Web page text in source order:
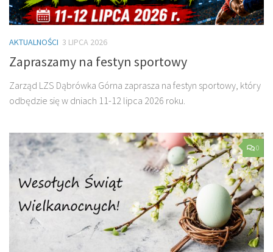
AKTUALNOŚCI 3 LIPCA 2026
Zapraszamy na festyn sportowy
Zarząd LZS Dąbrówka Górna zaprasza na festyn sportowy, który
odbędzie się w dniach 11-12 lipca 2026 roku.
0